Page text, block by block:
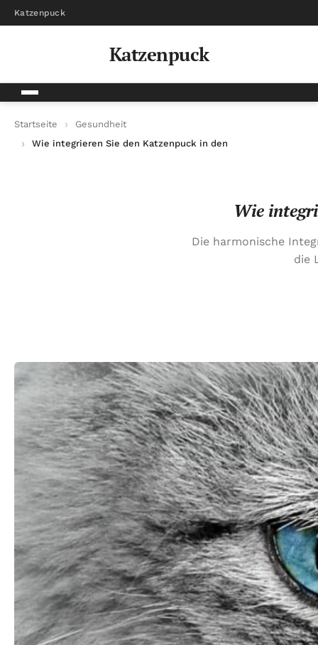
Katzenpuck
Katzenpuck
Startseite
Gesundheit
Wie integrieren Sie den Katzenpuck in den Alltag Ihrer Katze?
Wie
Die harmonische
die